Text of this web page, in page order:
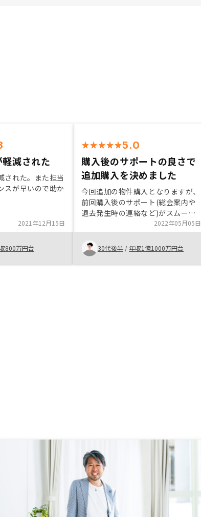
減された
された。また担当
スが早いので助か
2021年12月15日
800万円台
5.0
購入後のサポートの良さで
追加購入を決めました
今回追加の物件購入となりますが、
前回購入後のサポート(総会案内や
退去発生時の連絡など)がスムーズ
だったのでRENOSYでの追加購入を
決めました。初回購入時にはリスク
含め丁寧に説明いただき不安を払拭
できました。
2022年05月05日
30代後半 / 年収1億1000万円台